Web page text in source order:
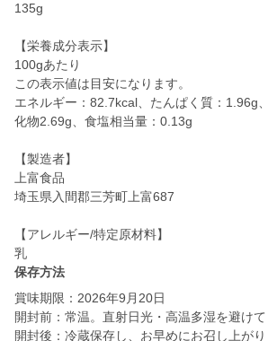
135g
【栄養成分表示】
100gあたり
この表示値は目安になります。
エネルギー：82.7kcal、たんぱく質：1.96g
化物2.69g、食塩相当量：0.13g
【製造者】
上富食品
埼玉県入間郡三芳町上富687
【アレルギー/特定原材料】
乳
保存方法
賞味期限：2026年9月20日
開封前：常温。直射日光・高温多湿を避けて
開封後：冷蔵保存し、お早めにお召し上がり